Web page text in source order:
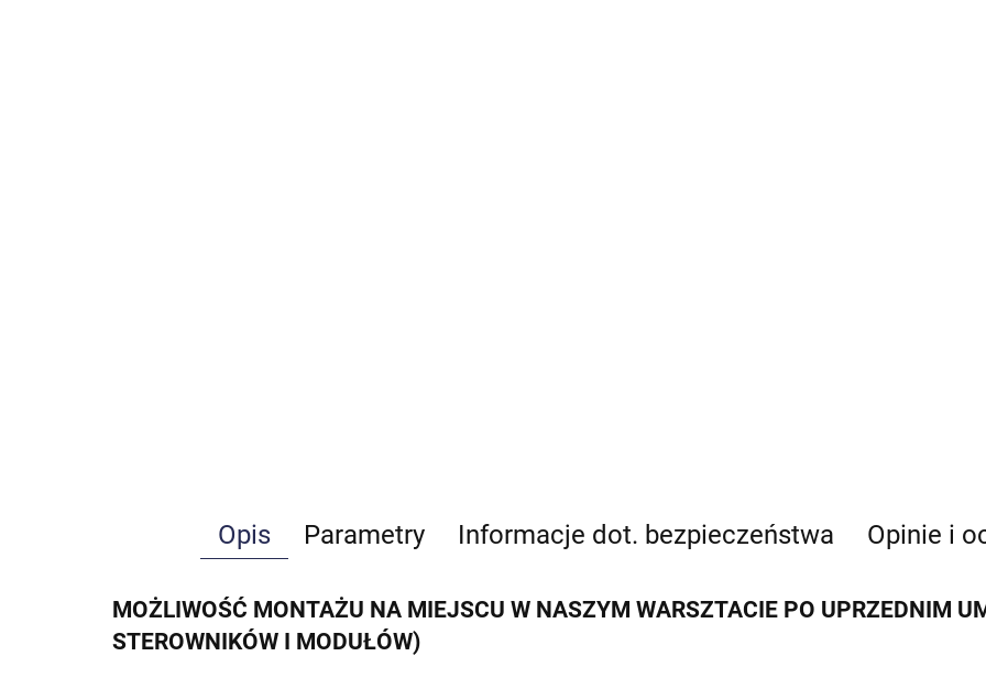
Opis Parametry Informacje dot. bezpieczeństwa Opinie i
MOŻLIWOŚĆ MONTAŻU NA MIEJSCU W NASZYM WARSZTACIE PO UPRZEDNIM
STEROWNIKÓW I MODUŁÓW)